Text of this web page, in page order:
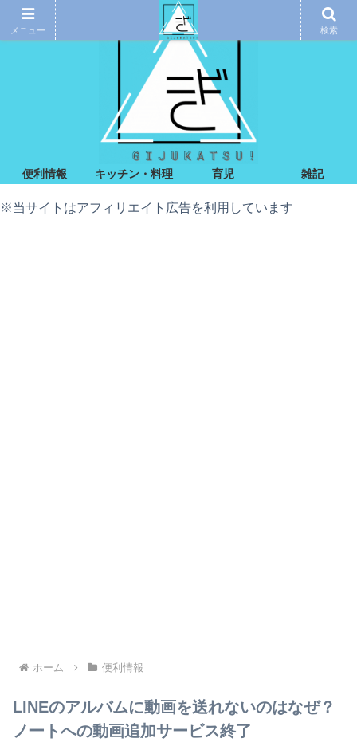
便利情報 キッチン・料理 育児 雑記
※当サイトはアフィリエイト広告を利用しています
ホーム 便利情報
LINEのアルバムに動画を送れないのはなぜ？
ノートへの動画追加サービス終了
メニュー 検索